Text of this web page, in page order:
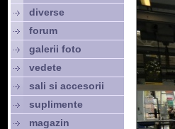
diverse
forum
galerii foto
vedete
sali si accesorii
suplimente
magazin